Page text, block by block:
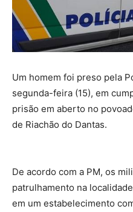
Um homem foi preso pela
segunda-feira (15), em
prisão em aberto no
de Riachão do Dantas.
De acordo com a PM, os
patrulhamento na
em um estabelecimento